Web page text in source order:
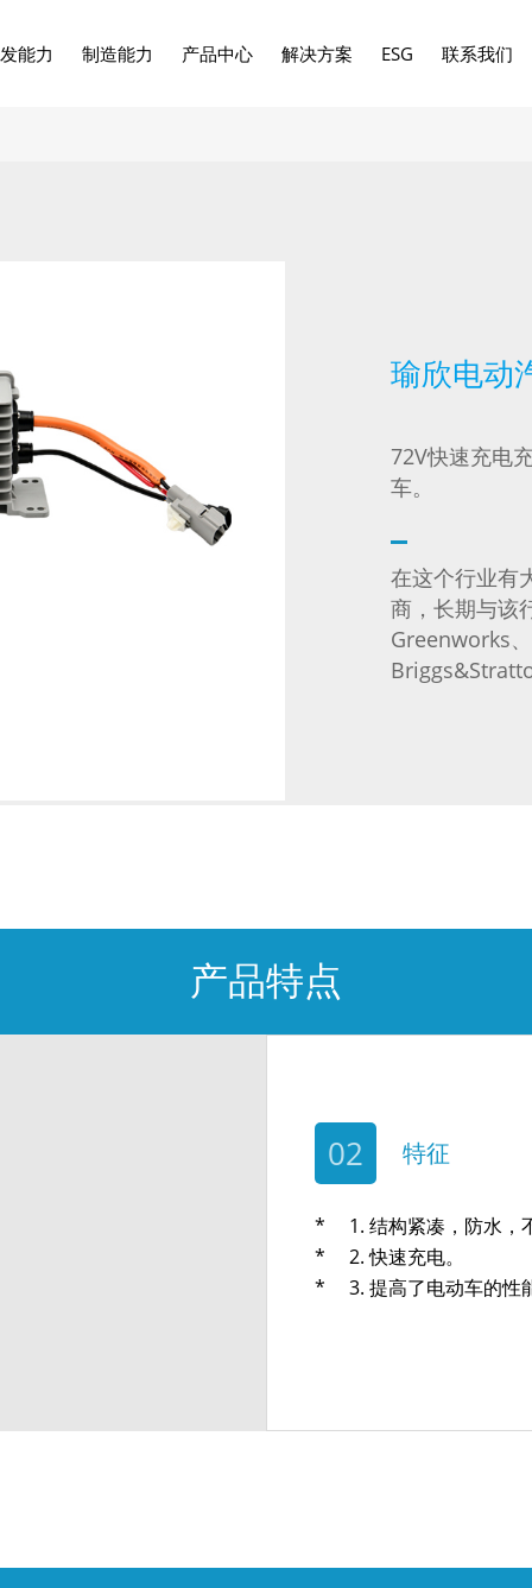
能力 制造能力 产品中心 解决方案 ESG 联系我们
瑜欣电动
72V快速充电
车。
在这个行业有
商，长期与该
Greenworks
产品特点
02 特征
1. 结构紧凑，防水，
2. 快速充电。
3. 提高了电动车的性